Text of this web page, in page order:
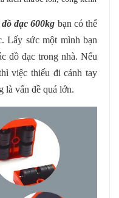
đạc 600kg bạn có thể
Lấy sức một mình bạn
đồ đạc trong nhà. Nếu
việc thiếu đi cánh tay
là vấn đề quá lớn.